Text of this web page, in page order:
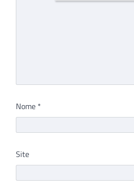
Nome *
Site